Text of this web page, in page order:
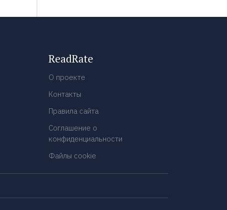
ReadRate
О проекте
Контакты
Правила сайта
Соглашение о
конфиденциальности
Файлы cookie